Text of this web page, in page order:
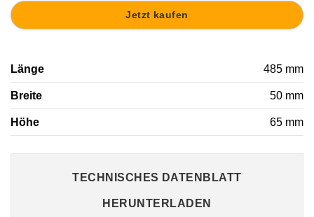
Jetzt kaufen
Länge 485 mm
Breite 50 mm
Höhe 65 mm
TECHNISCHES DATENBLATT
HERUNTERLADEN